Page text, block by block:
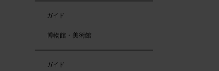
ガイド
博物館・美術館
ガイド